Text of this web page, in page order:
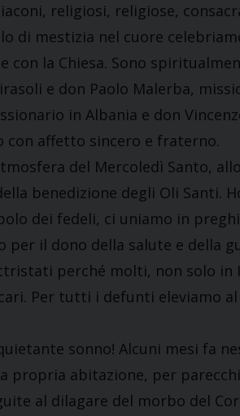
religiosi, religiose,
di mestizia nel cuore
la Chiesa. Sono
e don Paolo Malerba,
in Albania e don
con affetto sincero e fraterno.
del Mercoledì Santo,
benedizione degli Oli Santi.
dei fedeli, ci uniamo in
per il dono della salute e della
perché molti, non solo in
Per tutti i defunti eleviamo al
sonno! Alcuni mesi fa
propria abitazione, per
al dilagare del morbo del